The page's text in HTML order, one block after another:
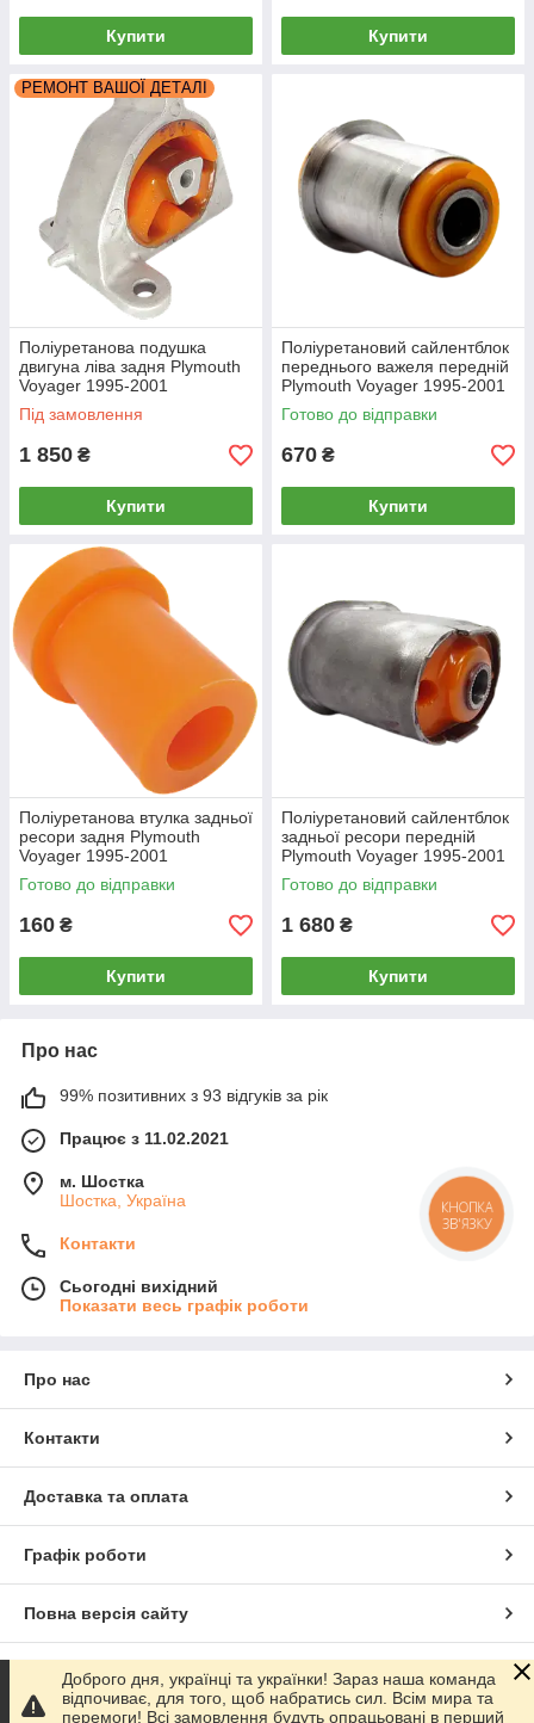
Купити Купити
РЕМОНТ ВАШОЇ ДЕТАЛІ
Поліуретанова подушка
двигуна ліва задня Plymouth
Voyager 1995-2001
РЕКОНСТРУКЦІЯ ВАШОЇ
Під замовлення
1 850 ₴
Купити
Поліуретановий сайлентблок
переднього важеля передній
Plymouth Voyager 1995-2001
Готово до відправки
670 ₴
Купити
Поліуретанова втулка задньої
ресори задня Plymouth
Voyager 1995-2001
Готово до відправки
160 ₴
Купити
Поліуретановий сайлентблок
задньої ресори передній
Plymouth Voyager 1995-2001
Готово до відправки
1 680 ₴
Купити
Про нас
99% позитивних з 93 відгуків за рік
Працює з 11.02.2021
м. Шостка
Шостка, Україна
Контакти
Сьогодні вихідний
Показати весь графік роботи
Про нас
Контакти
Доставка та оплата
Графік роботи
Повна версія сайту
Сайт створено на маркетплейсіProm.ua
Доброго дня, українці та українки! Зараз наша команда
відпочиває, для того, щоб набратись сил. Всім мира та
перемоги! Всі замовлення будуть опрацьовані в перший
КНОПКА
ЗВ'ЯЗКУ